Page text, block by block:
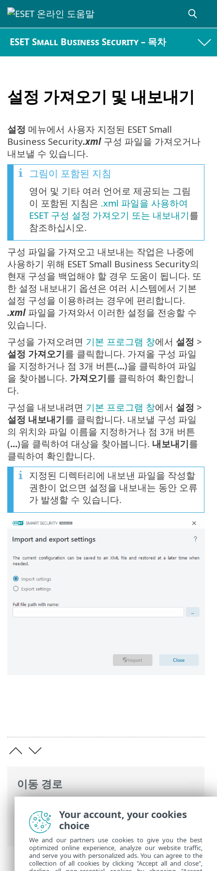
ESET Small Business Security – 목차
설정 가져오기 및 내보내기
이동 경로
Security >ESET Small Business Security
운용>설정> 설정 가져오기 및 내보내기
설정 메뉴에서 사용자 지정된 ESET Small
Business Security.xml 구성 파일을 가져오거나
내보낼 수 있습니다.
그림이 포함된 지침
영어 및 기타 여러 언어로 제공되는 그림
이 포함된 지침은 .xml 파일을 사용하여
ESET 구성 설정 가져오기 또는 내보내기를
참조하십시오.
구성 파일을 가져오고 내보내는 작업은 나중에
사용하기 위해 ESET Small Business Security의
현재 구성을 백업해야 할 경우 도움이 됩니다. 또
한 설정 내보내기 옵션은 여러 시스템에서 기본
설정 구성을 이용하려는 경우에 편리합니다.
.xml 파일을 가져와서 이러한 설정을 전송할 수
있습니다.
구성을 가져오려면 기본 프로그램 창에서 설정 >
설정 가져오기를 클릭합니다. 가져올 구성 파일
을 지정하거나 점 3개 버튼(...)을 클릭하여 파일
을 찾아봅니다. 가져오기를 클릭하여 확인합니
다.
구성을 내보내려면 기본 프로그램 창에서 설정 >
설정 내보내기를 클릭합니다. 내보낼 구성 파일
의 위치와 파일 이름을 지정하거나 점 3개 버튼
(...)을 클릭하여 대상을 찾아봅니다. 내보내기를
클릭하여 확인합니다.
지정된 디렉터리에 내보낸 파일을 작성할
권한이 없으면 설정을 내보내는 동안 오류
가 발생할 수 있습니다.
Your account, your cookies
choice
We and our partners use cookies to give you the best
optimized online experience, analyze our website traffic,
and serve you with personalized ads. You can agree to the
collection of all cookies by clicking "Accept all and close",